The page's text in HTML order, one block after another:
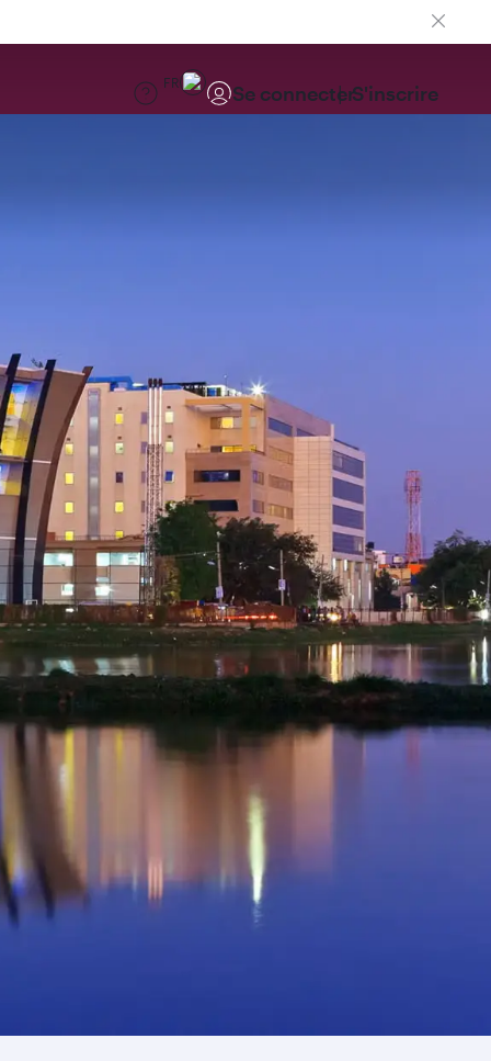
FR Se connecterS'inscrire